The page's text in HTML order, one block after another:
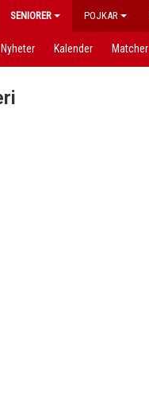
SENIORER POJKAR
Nyheter Kalender Matcher